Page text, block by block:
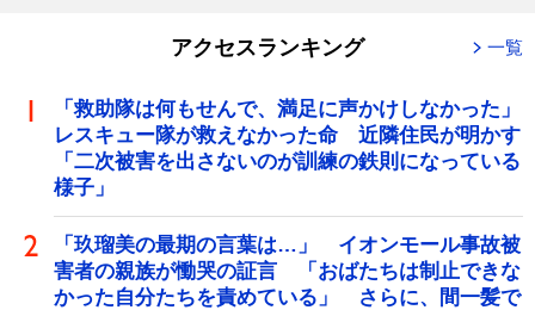
アクセスランキング 一覧
「救助隊は何もせんで、満足に声かけしなかった」
レスキュー隊が救えなかった命 近隣住民が明かす
「二次被害を出さないのが訓練の鉄則になっている
様子」
「玖瑠美の最期の言葉は…」 イオンモール事故被
害者の親族が慟哭の証言 「おばたちは制止できな
かった自分たちを責めている」 さらに、間一髪で